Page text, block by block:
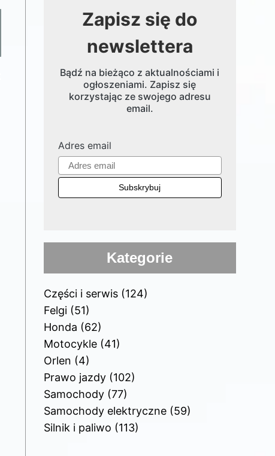
Zapisz się do
newslettera
Bądź na bieżąco z aktualnościami i
ogłoszeniami. Zapisz się
korzystając ze swojego adresu
email.
Adres email
Kategorie
Części i serwis(124)
Felgi(51)
Honda (62)
Motocykle(41)
Orlen (4)
Prawo jazdy(102)
Samochody(77)
Samochody elektryczne(59)
Silnik i paliwo (113)